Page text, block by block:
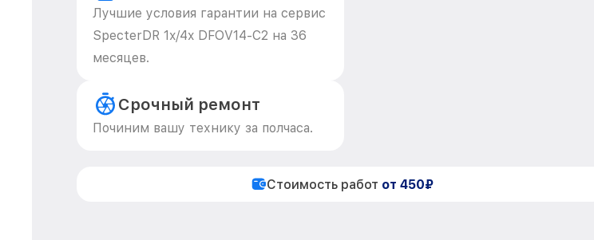
Лучшие условия гарантии на сервис
SpecterDR 1x/4x DFOV14-C2 на 36
месяцев.
Срочный ремонт
Починим вашу технику за полчаса.
Стоимость работ от 450₽